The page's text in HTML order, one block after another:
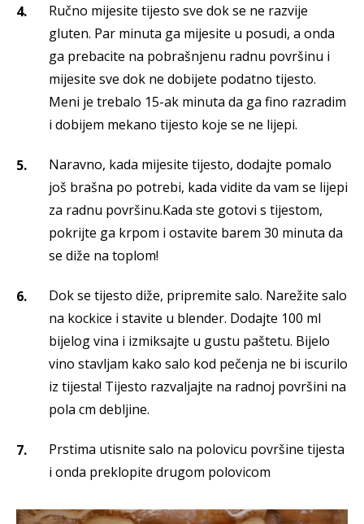
Ručno mijesite tijesto sve dok se ne razvije
gluten. Par minuta ga mijesite u posudi, a onda
ga prebacite na pobrašnjenu radnu površinu i
mijesite sve dok ne dobijete podatno tijesto.
Meni je trebalo 15-ak minuta da ga fino razradim
i dobijem mekano tijesto koje se ne lijepi.
Naravno, kada mijesite tijesto, dodajte pomalo
još brašna po potrebi, kada vidite da vam se lijepi
za radnu površinu.Kada ste gotovi s tijestom,
pokrijte ga krpom i ostavite barem 30 minuta da
se diže na toplom!
Dok se tijesto diže, pripremite salo. Narežite salo
na kockice i stavite u blender. Dodajte 100 ml
bijelog vina i izmiksajte u gustu paštetu. Bijelo
vino stavljam kako salo kod pečenja ne bi iscurilo
iz tijesta! Tijesto razvaljajte na radnoj površini na
pola cm debljine.
Prstima utisnite salo na polovicu površine tijesta
i onda preklopite drugom polovicom